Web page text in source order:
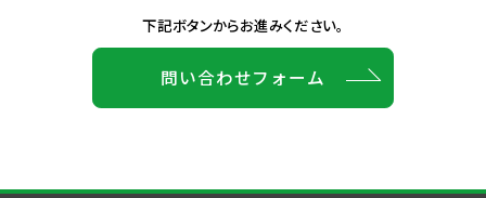
下記ボタンからお進みください。
問い合わせフォーム